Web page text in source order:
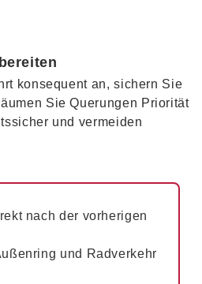
konsequent an, sichern Sie
Sie Querungen Priorität
und vermeiden
nach der vorherigen
und Radverkehr